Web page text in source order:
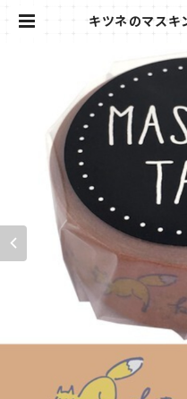
キツネのマス